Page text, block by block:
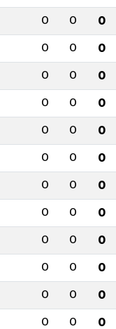
0 0 0
0 0 0
0 0 0
0 0 0
0 0 0
0 0 0
0 0 0
0 0 0
0 0 0
0 0 0
0 0 0
0 0 0